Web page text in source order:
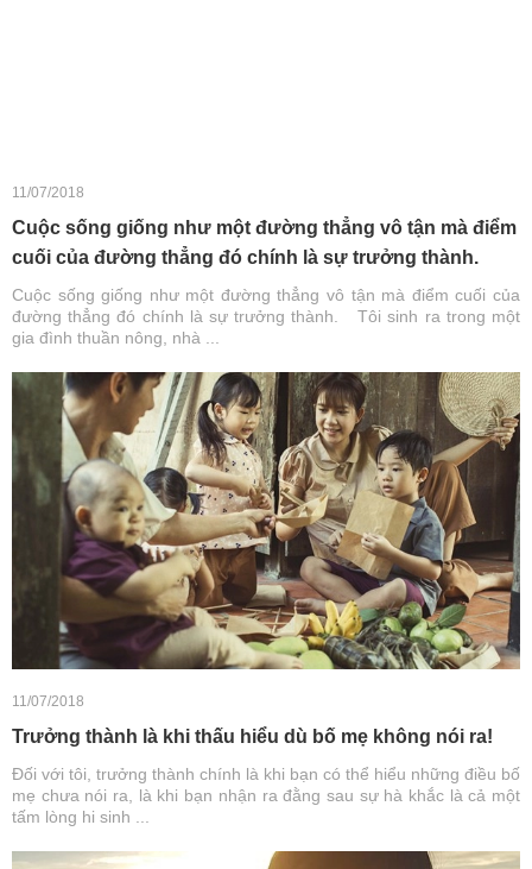
11/07/2018
Cuộc sống giống như một đường thẳng vô tận mà điểm
cuối của đường thẳng đó chính là sự trưởng thành.
Cuộc sống giống như một đường thẳng vô tận mà điểm cuối của
đường thẳng đó chính là sự trưởng thành. Tôi sinh ra trong một
gia đình thuần nông, nhà ...
11/07/2018
Trưởng thành là khi thấu hiểu dù bố mẹ không nói ra!
Đối với tôi, trưởng thành chính là khi bạn có thể hiểu những điều bố
mẹ chưa nói ra, là khi bạn nhận ra đằng sau sự hà khắc là cả một
tấm lòng hi sinh ...